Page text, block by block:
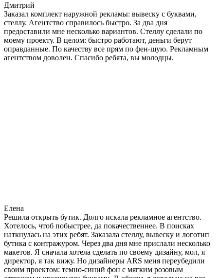
Дмитрий
Заказал комплект наружной рекламы: вывеску с буквами,
стеллу. Агентство справилось быстро. За два дня
предоставили мне несколько вариантов. Стеллу сделали по
моему проекту. В целом: быстро работают, деньги берут
оправданные. По качеству все прям по фен-шую. Рекламным
агентством доволен. Спасибо ребята, вы молодцы.
Елена
Решила открыть бутик. Долго искала рекламное агентство.
Хотелось, чтоб побыстрее, да покачественнее. В поисках
наткнулась на этих ребят. Заказала стеллу, вывеску и логотип
бутика с контражуром. Через два дня мне прислали несколько
макетов. Я сначала хотела сделать по своему дизайну, мол, я
директор, я так вижу. Но дизайнеры ARS меня переубедили
своим проектом: темно-синий фон с мягким розовым